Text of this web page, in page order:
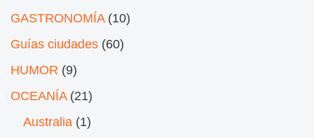
GASTRONOMÍA(10)
Guías ciudades (60)
HUMOR (9)
OCEANÍA(21)
Australia (1)